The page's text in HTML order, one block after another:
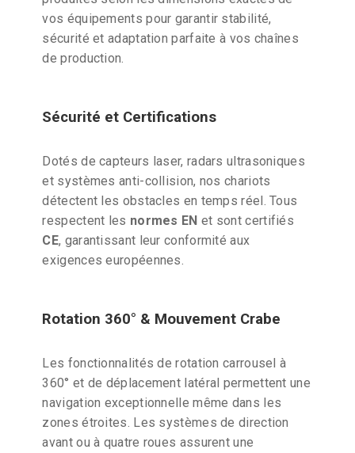
vos équipements pour garantir stabilité,
sécurité et adaptation parfaite à vos chaînes
de production.
Sécurité et Certifications
Dotés de capteurs laser, radars ultrasoniques
et systèmes anti-collision, nos chariots
détectent les obstacles en temps réel. Tous
respectent les normes EN et sont certifiés
CE, garantissant leur conformité aux
exigences européennes.
Rotation 360° & Mouvement Crabe
Les fonctionnalités de rotation carrousel à
360° et de déplacement latéral permettent une
navigation exceptionnelle même dans les
zones étroites. Les systèmes de direction
avant ou à quatre roues assurent une